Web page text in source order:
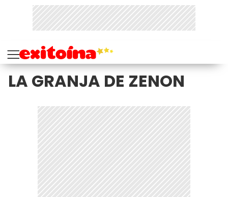
LA GRANJA DE ZENON